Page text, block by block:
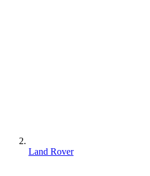
Land Rover